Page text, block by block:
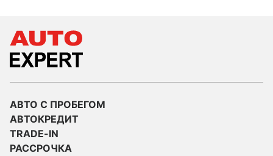
АВТО С ПРОБЕГОМ
АВТОКРЕДИТ
TRADE-IN
РАССРОЧКА